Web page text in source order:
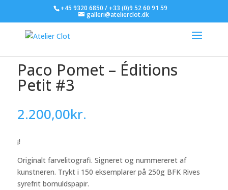
+45 9320 6850 / +33 (0)9 52 60 91 59
galleri@atelierclot.dk
Paco Pomet – Éditions
Petit #3
2.200,00kr.
¡!
Originalt farvelitografi. Signeret og nummereret af
kunstneren. Trykt i 150 eksemplarer på 250g BFK Rives
syrefrit bomuldspapir.